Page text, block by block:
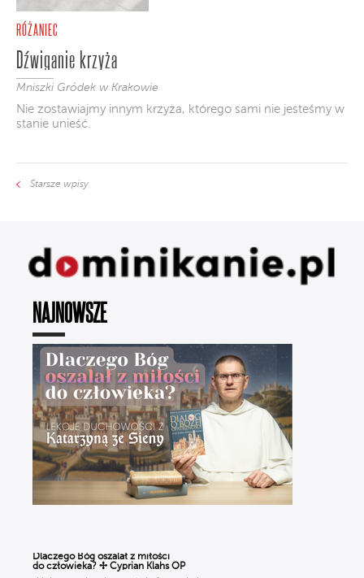
RÓŻANIEC
Dźwiganie krzyża
Mniszki Gródek w Krakowie
Nie zostawiajmy innym krzyża, którego sami nie jesteśmy w
stanie unieść.
Starsze wpisy
NAJNOWSZE
„Moje grzechy niszczą świat” – szokująca
wizja świętej ✢ Cyprian Klahs OP